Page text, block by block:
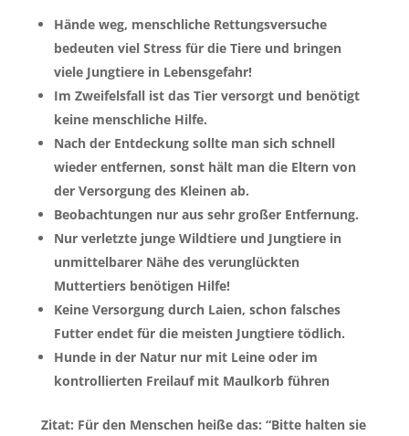
Hände weg, menschliche Rettungsversuche
bedeuten viel Stress für die Tiere und bringen
viele Jungtiere in Lebensgefahr!
Im Zweifelsfall ist das Tier versorgt und benötigt
keine menschliche Hilfe.
Nach der Entdeckung sollte man sich schnell
wieder entfernen, sonst hält man die Eltern von
der Versorgung des Kleinen ab.
Beobachtungen nur aus sehr großer Entfernung.
Nur verletzte junge Wildtiere und Jungtiere in
unmittelbarer Nähe des verunglückten
Muttertiers benötigen Hilfe!
Keine Versorgung durch Laien, schon falsches
Futter endet für die meisten Jungtiere tödlich.
Hunde in der Natur nur mit Leine oder im
kontrollierten Freilauf mit Maulkorb führen
Zitat: Für den Menschen heiße das: “Bitte halten sie